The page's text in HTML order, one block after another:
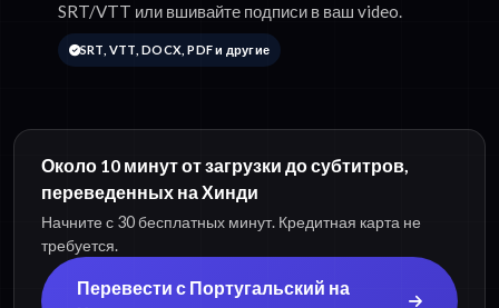
SRT/VTT или вшивайте подписи в ваш video.
SRT, VTT, DOCX, PDF и другие
Около 10 минут от загрузки до субтитров,
переведенных на Хинди
Начните с 30 бесплатных минут. Кредитная карта не
требуется.
Перевести с Португальский на